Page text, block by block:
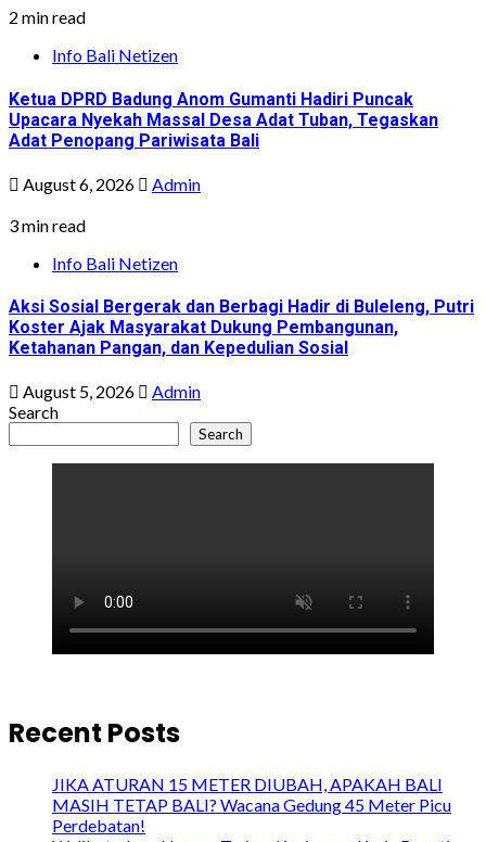
2 min read
Info Bali Netizen
Ketua DPRD Badung Anom Gumanti Hadiri Puncak
Upacara Nyekah Massal Desa Adat Tuban, Tegaskan
Adat Penopang Pariwisata Bali
August 6, 2026
Admin
3 min read
Info Bali Netizen
Aksi Sosial Bergerak dan Berbagi Hadir di Buleleng, Putri
Koster Ajak Masyarakat Dukung Pembangunan,
Ketahanan Pangan, dan Kepedulian Sosial
August 5, 2026
Admin
Search
Search
Recent Posts
JIKA ATURAN 15 METER DIUBAH, APAKAH BALI
MASIH TETAP BALI? Wacana Gedung 45 Meter Picu
Perdebatan!